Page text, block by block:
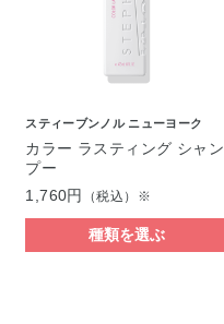
スティーブンノル ニューヨーク
カラー ラスティング シャン
プー
1,760円
（税込）※
種類を選ぶ